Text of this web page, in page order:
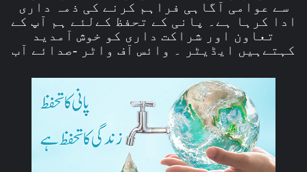
سے عوامی آگاہی فراہم کرنے کی ذمہ داری
ادا کرہا ہے۔ پانی کے تحفظ کےلئے ہم آپ کے
تعاون اور شراکت داری کو خوش آمدید
کہتےہیں ایڈیٹر ۔ وائس آف واٹر -صدائے آب